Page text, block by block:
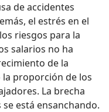
de accidentes
el estrés en el
riesgos para la
salarios no ha
de la
proporción de los
La brecha
está ensanchando.